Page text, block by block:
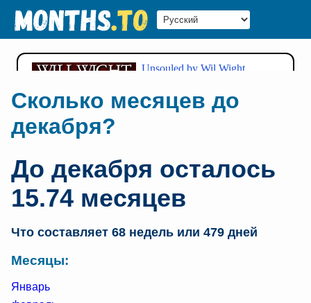
Сколько месяцев до
декабря?
До декабря осталось
15.74 месяцев
Что составляет 68 недель или 479 дней
Месяцы:
Январь